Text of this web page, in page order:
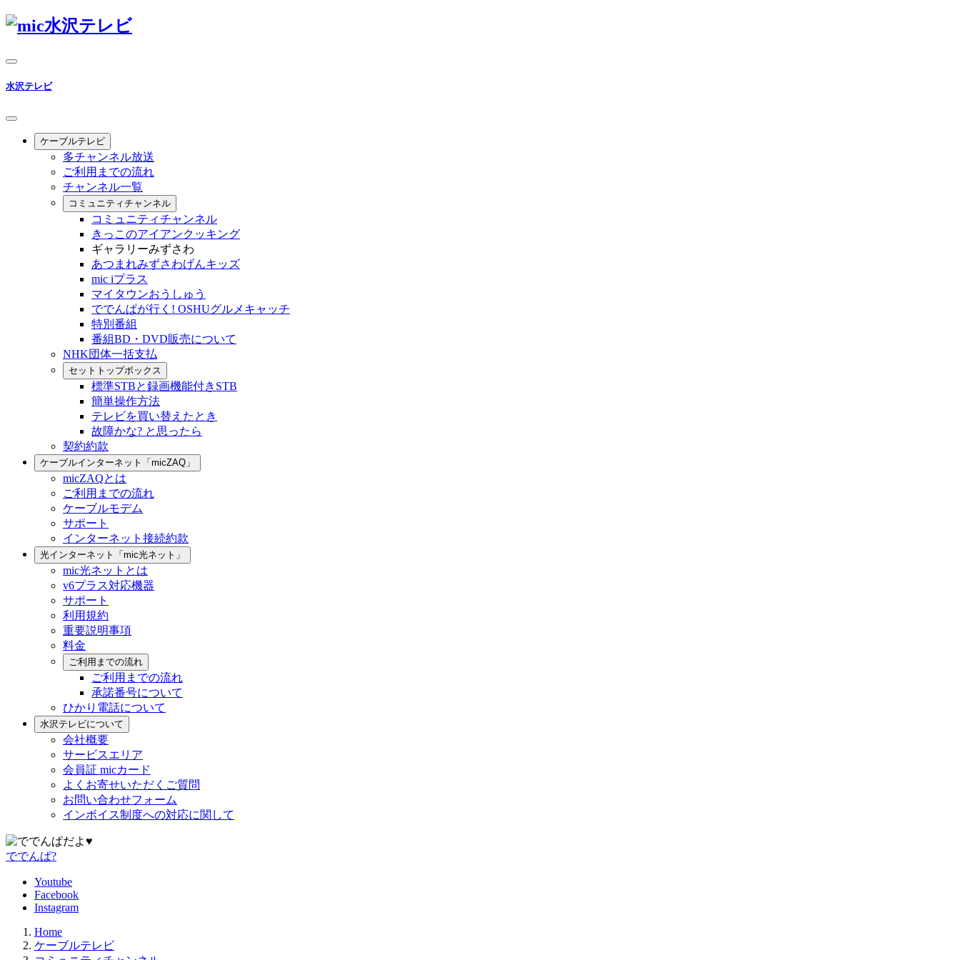
水沢テレビ
ケーブルテレビ
多チャンネル放送
ご利用までの流れ
チャンネル一覧
コミュニティチャンネル
コミュニティチャンネル
きっこのアイアンクッキング
ギャラリーみずさわ
あつまれみずさわげんキッズ
mic iプラス
マイタウンおうしゅう
ででんぱが行く! OSHUグルメキャッチ
特別番組
番組BD・DVD販売について
NHK団体一括支払
セットトップボックス
標準STBと録画機能付きSTB
簡単操作方法
テレビを買い替えたとき
故障かな? と思ったら
契約約款
ケーブルインターネット「micZAQ」
micZAQとは
ご利用までの流れ
ケーブルモデム
サポート
インターネット接続約款
光インターネット「mic光ネット」
mic光ネットとは
v6プラス対応機器
サポート
利用規約
重要説明事項
料金
ご利用までの流れ
ご利用までの流れ
承諾番号について
ひかり電話について
水沢テレビについて
会社概要
サービスエリア
会員証 micカード
よくお寄せいただくご質問
お問い合わせフォーム
インボイス制度への対応に関して
ででんぱ?
Youtube
Facebook
Instagram
Home
ケーブルテレビ